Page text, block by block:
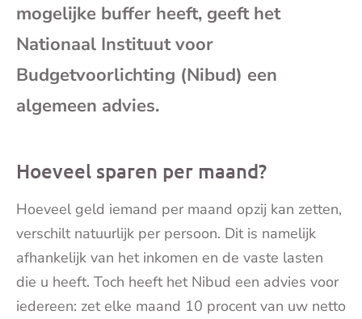
mogelijke buffer heeft, geeft het
Nationaal Instituut voor
Budgetvoorlichting (Nibud) een
algemeen advies.
Hoeveel sparen per maand?
Hoeveel geld iemand per maand opzij kan zetten,
verschilt natuurlijk per persoon. Dit is namelijk
afhankelijk van het inkomen en de vaste lasten
die u heeft. Toch heeft het Nibud een advies voor
iedereen: zet elke maand 10 procent van uw netto